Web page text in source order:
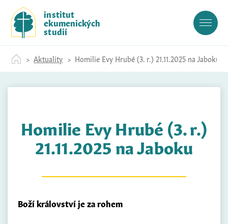
c
institut
ekumenických
studií
Aktuality Homilie Evy Hrubé (3. r.) 21.11.2025 na Jaboku
Homilie Evy Hrubé (3. r.)
21.11.2025 na Jaboku
Boží království je za rohem